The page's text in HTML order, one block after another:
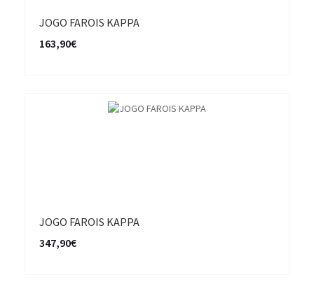
JOGO FAROIS KAPPA
163,90€
JOGO FAROIS KAPPA
347,90€